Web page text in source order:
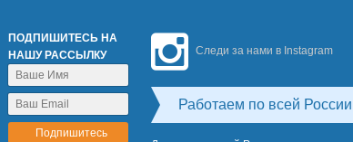
ПОДПИШИТЕСЬ НА
НАШУ РАССЫЛКУ
Следи за нами в Instagram
Работаем по всей России